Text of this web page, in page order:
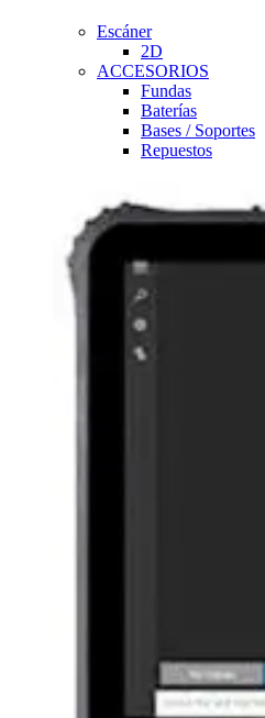
Escáner
2D
ACCESORIOS
Fundas
Baterías
Bases / Soportes
Repuestos